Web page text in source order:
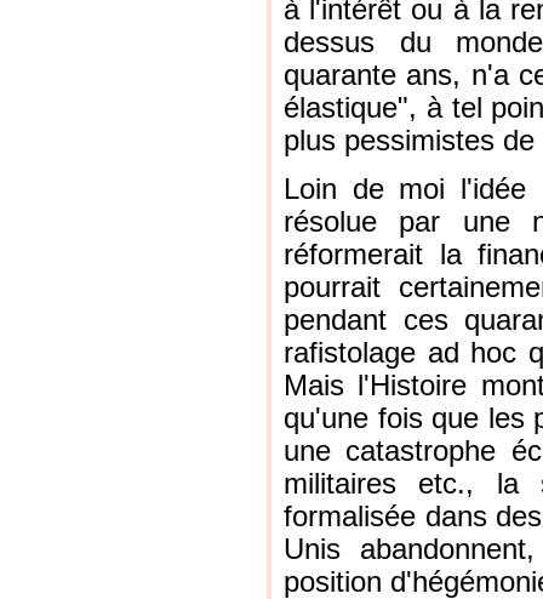
à l'intérêt ou à la
dessus du
quarante ans, n'a
élastique", à tel
plus pessimistes
Loin de moi l'idée
résolue par une
réformerait la
pourrait
pendant ces
rafistolage ad hoc
Mais l'Histoire
qu'une fois que les
une catastrophe
militaires etc., la
formalisée dans
Unis
position